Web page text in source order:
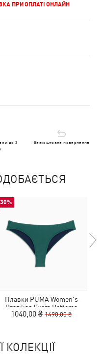
ПРИ ОПЛАТІ ОНЛАЙН
до 3
Безкоштовне повернення
Плавки PUMA Women's
Brazilian Swim Bottoms
1040,00 ₴ 1490,00 ₴
КОЛЕКЦІЇ